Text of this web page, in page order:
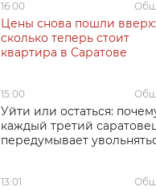
16:00
Цены снова пошли вверх:
сколько теперь стоит
квартира в Саратове
15:00
Уйти или остаться:
каждый третий
передумывает
13:01